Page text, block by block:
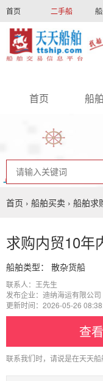
首页 二手船
船员招聘 船员联盟
首页 船
首页 › 船舶买卖 › 船舶求
求购内贸10年
船舶类型： 散杂货船
联系人：王先生
发布企业：迪纳海运有限公司
更新时间：2026-05-26
查
联系我们时，请说是在天天船